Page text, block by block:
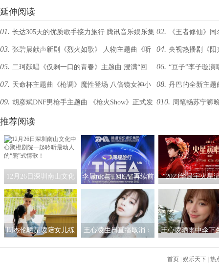
延伸阅读
01. 长达305天的优质歌手接力旅行 腾讯音乐娱乐集
团重新定义国风魅力
02. 《王者修仙》
倾情献唱
03. 张碧晨献声新剧《烈火如歌》 人物主题曲《听
雪》将上线
04. 央视热播剧《阳
唱主题曲
05. 二珂献唱《仅剩一口的青春》主题曲 浸满“回
忆”匆匆十年
06. “豆子”李子璇演
07. 天命杯主题曲《枪调》魔性登场 八倍镜女神小
熊惊喜献声
08. 丹巴的全新主题
唱！
09. 胡彦斌DNF男枪手主题曲 《枪火Show》正式发
布
010. 周笔畅苏宁狮
推荐阅读
12月26日深圳南山文化
中心聚橙剧院一起聆听
最动人的“熊”式情歌！
李晨nic与TMEA“再续前
缘”见证荣耀时刻为快乐
而歌
“2023华晨宇火星
会”宣布重磅加
周杰伦晒昆凌陪女儿练
王心凌生日直播取消：
王心凌晒雨中伞下
首页 娱乐天下 热